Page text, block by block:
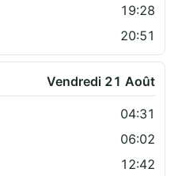
19:28
20:51
Vendredi 21 Août
04:31
06:02
12:42